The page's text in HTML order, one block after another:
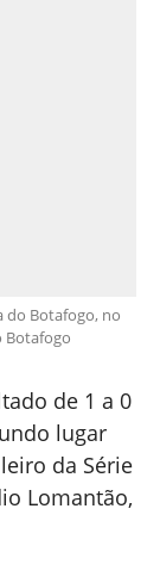
do Botafogo, no
Botafogo
de 1 a 0
lugar
da Série
Lomantão,